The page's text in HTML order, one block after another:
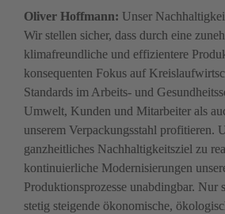
Oliver Hoffmann: Unser
Wir stellen sicher, dass durch eine
klimafreundliche und effizientere
konsequenten Fokus auf
Standards im Arbeits- und
Umwelt, Kunden und Mitarbeiter als
unserem Verpackungsstahl profitieren.
ganzheitliches Nachhaltigkeitsziel zu
kontinuierliche Modernisierungen
Produktionsprozesse unabdingbar. Nur
stetig steigende ökonomische,